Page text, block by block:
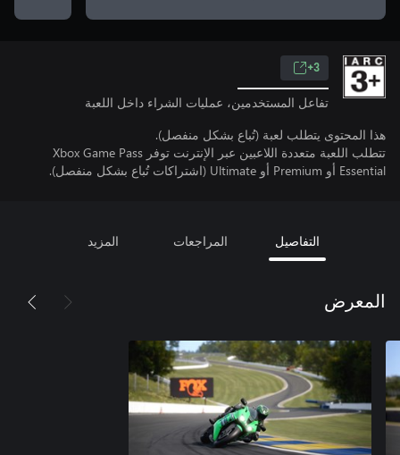
3+
تفاعل المستخدمين، عمليات الشراء داخل اللعبة
هذا المحتوى يتطلب لعبة (تُباع بشكل منفصل).
تتطلب اللعبة متعددة اللاعبين عبر الإنترنت توفر Xbox Game Pass
Essential أو Premium أو Ultimate (اشتراكات تُباع بشكل منفصل).
التفاصيل المراجعات المزيد
المعرض